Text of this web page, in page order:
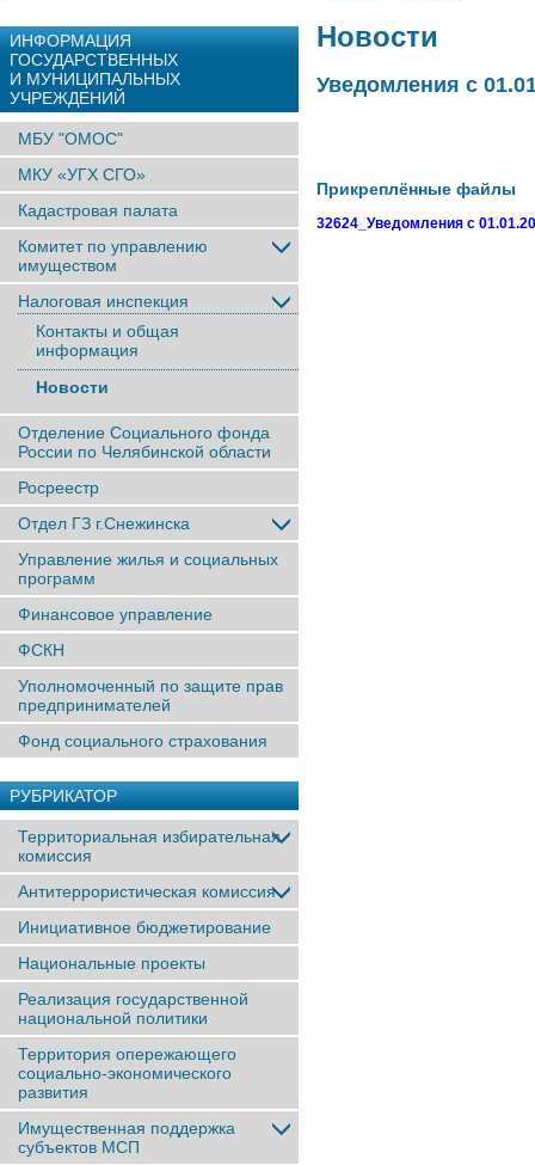
ИНФОРМАЦИЯ
ГОСУДАРСТВЕННЫХ
И МУНИЦИПАЛЬНЫХ
УЧРЕЖДЕНИЙ
МБУ "ОМОС"
МКУ «УГХ СГО»
Кадастровая палата
Комитет по управлению
имуществом
Налоговая инспекция
Контакты и общая
информация
Новости
Отделение Социального фонда
России по Челябинской области
Росреестр
Отдел ГЗ г.Снежинска
Управление жилья и социальных
программ
Финансовое управление
ФСКН
Уполномоченный по защите прав
предпринимателей
Фонд социального страхования
РУБРИКАТОР
Территориальная избирательная
комиссия
Антитеррористическая комиссия
Инициативное бюджетирование
Национальные проекты
Реализация государственной
национальной политики
Территория опережающего
социально-экономического
развития
Имущественная поддержка
субъектов МСП
Новости
Уведомления с
Прикреплённые файлы
32624_Уведомления с